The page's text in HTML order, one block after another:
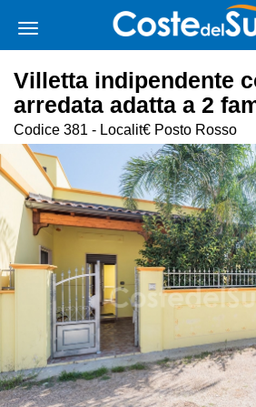
Villetta indipendente
arredata adatta a 2
Codice 381 - Localit€ Posto Rosso